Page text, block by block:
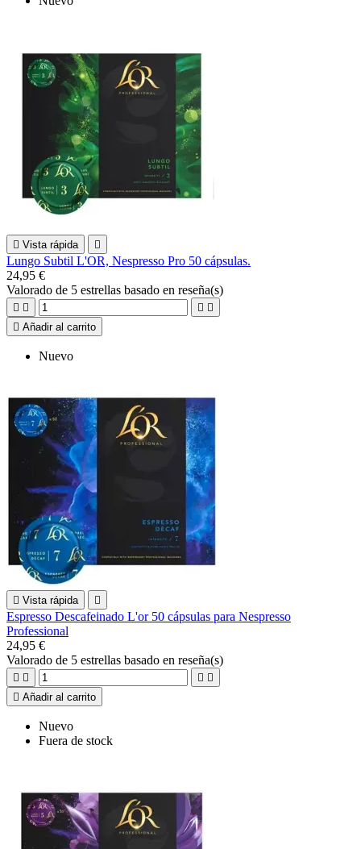
 Vista rápida 
Lungo Subtil L'OR, Nespresso Pro 50 cápsulas.
24,95 €
Valorado de 5 estrellas basado en reseña(s)
   
 Añadir al carrito
Nuevo
 Vista rápida 
Espresso Descafeinado L'or 50 cápsulas para Nespresso
Professional
24,95 €
Valorado de 5 estrellas basado en reseña(s)
   
 Añadir al carrito
Nuevo
Fuera de stock